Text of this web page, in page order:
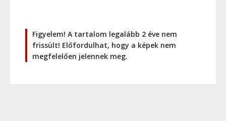
Figyelem! A tartalom legalább 2 éve nem
frissült! Előfordulhat, hogy a képek nem
megfelelően jelennek meg.